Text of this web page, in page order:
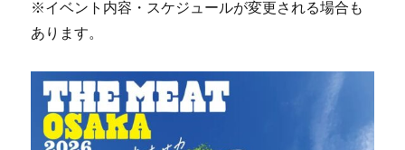
※イベント内容・スケジュールが変更される場合も
あります。